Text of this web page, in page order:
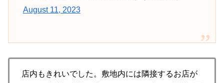
August 11, 2023
店内もきれいでした。敷地内には隣接するお店が